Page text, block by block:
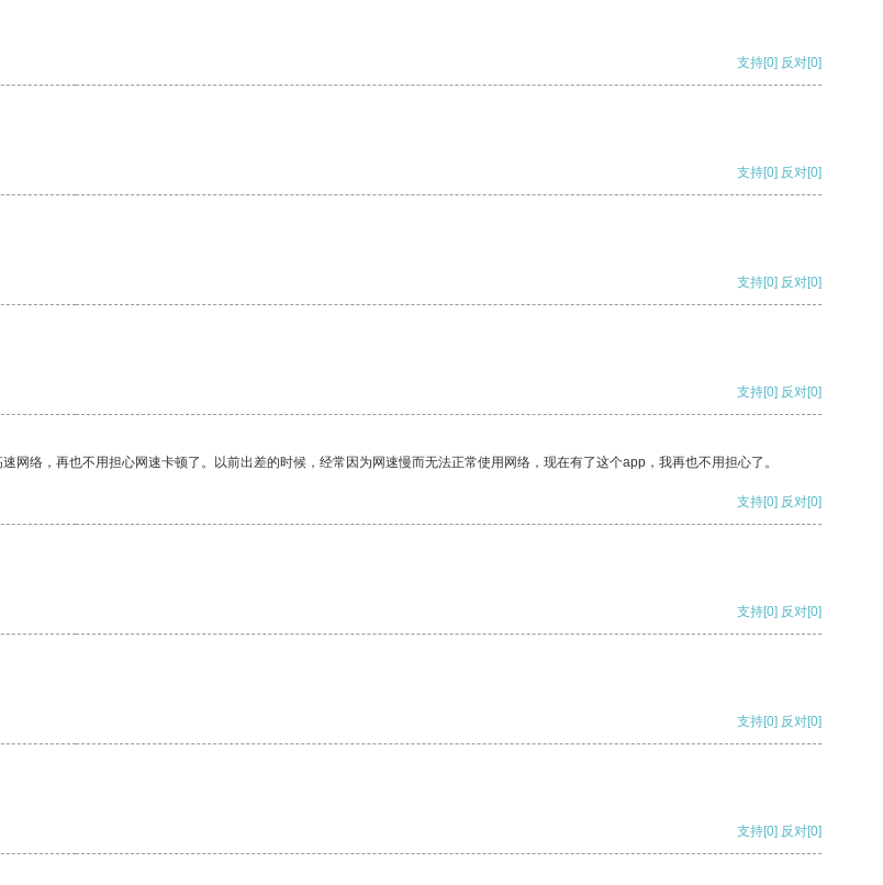
支持[0] 反对[0]
支持[0] 反对[0]
支持[0] 反对[0]
支持[0] 反对[0]
络，再也不用担心网速卡顿了。以前出差的时候，经常因为网速慢而无法正常使用网络，现在有了这个app，我再也不用担心了。
支持[0] 反对[0]
支持[0] 反对[0]
支持[0] 反对[0]
支持[0] 反对[0]